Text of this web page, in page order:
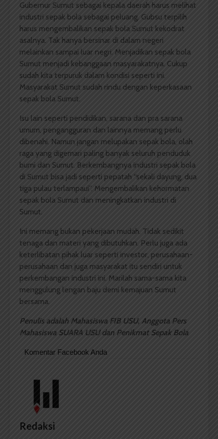
Gubernur Sumut sebagai kepala daerah harus melihat
industri sepak bola sebagai peluang. Gubsu terpilih
harus mengembalikan sepak bola Sumut kekodrat
asalnya. Tak hanya bersinar di dalam negeri
melainkan sampai luar negri. Menjadikan sepak bola
Sumut menjadi kebanggaan masyarakatnya. Cukup
sudah kita terpuruk dalam kondisi seperti ini.
Masyarakat Sumut sudah rindu dengan keperkasaan
sepak bola Sumut.
Isu lain seperti pendidikan, sarana dan pra sarana
umum, pengangguran dan lainnya memang perlu
dibenahi. Namun jangan melupakan sepak bola, olah
raga yang digemari paling banyak seluruh penduduk
bumi dan Sumut. Berkembangnya industri sepak bola
di Sumut bisa jadi seperti pepatah “sekali dayung, dua
tiga pulau terlampaui”. Mengembalikan kehormatan
sepak bola Sumut dan meningkatkan industri di
Sumut.
Ini memang bukan pekerjaan mudah. Tidak sedikit
tenaga dan materi yang dibutuhkan. Perlu juga ada
keterlibatan pihak luar seperti investor, perusahaan-
perusahaan dan juga masyarakat itu sendiri untuk
perkembangan industri ini. Marilah sama-sama kita
menggulung lengan baju demi kemajuan Sumut
bersama.
Penulis adalah Mahasiswa FIB USU, Anggota Pers
Mahasiswa SUARA USU dan Penikmat Sepak Bola
Komentar Facebook Anda
Redaksi